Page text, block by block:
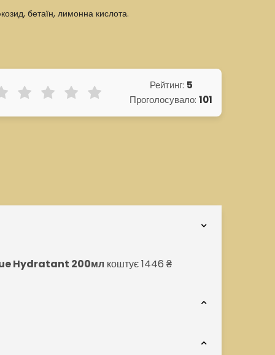
бетаїн, лимонна кислота.
Рейтинг: 5
Проголосувало: 101
Hydratant 200мл коштує 1446 ₴